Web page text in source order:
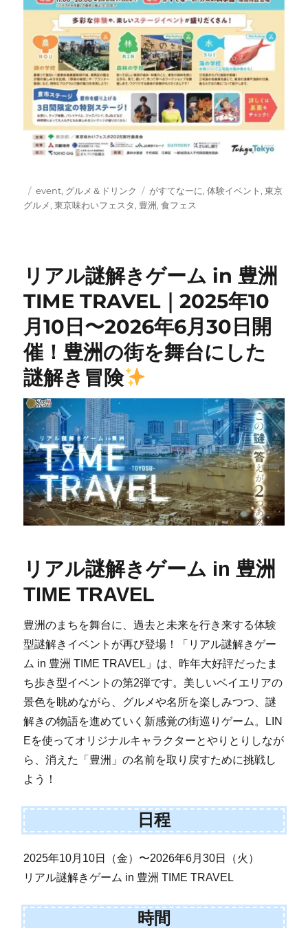
投
稿
カ
テ
event, グルメ＆ドリンク
タ
グ
がすてなーに,体験イベント ,東京
グルメ,東京味わいフェスタ, 豊洲,食フェス
リアル謎解きゲーム in 豊洲
TIME TRAVEL｜2025年10
月10日〜2026年6月30日開
催！豊洲の街を舞台にした
謎解き冒険
リアル謎解きゲーム in 豊洲
TIME TRAVEL
豊洲のまちを舞台に、過去と未来を行き来する体験
型謎解きイベントが再び登場！「リアル謎解きゲー
ム in 豊洲 TIME TRAVEL」は、昨年大好評だったま
ち歩き型イベントの第2弾です。美しいベイエリアの
景色を眺めながら、グルメや名所を楽しみつつ、謎
解きの物語を進めていく新感覚の街巡りゲーム。LIN
Eを使ってオリジナルキャラクターとやりとりしなが
ら、消えた「豊洲」の名前を取り戻すために挑戦し
よう！
日程
2025年10月10日（金）〜2026年6月30日（火）
リアル謎解きゲーム in 豊洲 TIME TRAVEL
時間